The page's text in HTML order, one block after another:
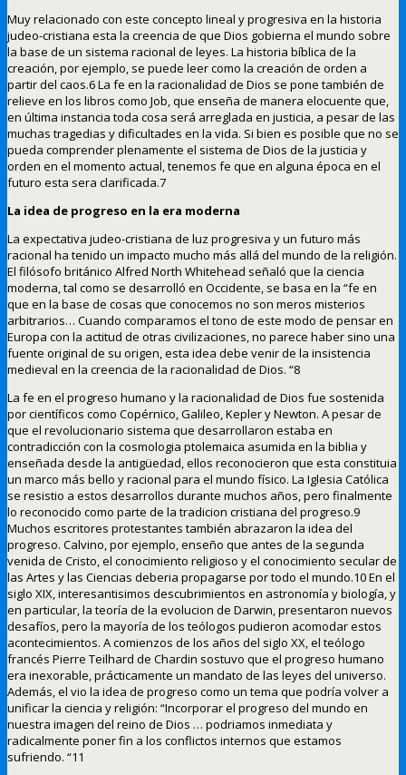
Muy relacionado con este concepto lineal y progresiva en la historia
judeo-cristiana esta la creencia de que Dios gobierna el mundo sobre
la base de un sistema racional de leyes. La historia bíblica de la
creación, por ejemplo, se puede leer como la creación de orden a
partir del caos.6 La fe en la racionalidad de Dios se pone también de
relieve en los libros como Job, que enseña de manera elocuente que,
en última instancia toda cosa será arreglada en justicia, a pesar de las
muchas tragedias y dificultades en la vida. Si bien es posible que no se
pueda comprender plenamente el sistema de Dios de la justicia y
orden en el momento actual, tenemos fe que en alguna época en el
futuro esta sera clarificada.7
La idea de progreso en la era moderna
La expectativa judeo-cristiana de luz progresiva y un futuro más
racional ha tenido un impacto mucho más allá del mundo de la religión.
El filósofo británico Alfred North Whitehead señaló que la ciencia
moderna, tal como se desarrolló en Occidente, se basa en la “fe en
que en la base de cosas que conocemos no son meros misterios
arbitrarios… Cuando comparamos el tono de este modo de pensar en
Europa con la actitud de otras civilizaciones, no parece haber sino una
fuente original de su origen, esta idea debe venir de la insistencia
medieval en la creencia de la racionalidad de Dios. “8
La fe en el progreso humano y la racionalidad de Dios fue sostenida
por científicos como Copérnico, Galileo, Kepler y Newton. A pesar de
que el revolucionario sistema que desarrollaron estaba en
contradicción con la cosmologia ptolemaica asumida en la biblia y
enseñada desde la antigüedad, ellos reconocieron que esta constituia
un marco más bello y racional para el mundo físico. La Iglesia Católica
se resistio a estos desarrollos durante muchos años, pero finalmente
lo reconocido como parte de la tradicion cristiana del progreso.9
Muchos escritores protestantes también abrazaron la idea del
progreso. Calvino, por ejemplo, enseño que antes de la segunda
venida de Cristo, el conocimiento religioso y el conocimiento secular de
las Artes y las Ciencias deberia propagarse por todo el mundo.10 En el
siglo XIX, interesantisimos descubrimientos en astronomía y biología, y
en particular, la teoría de la evolucion de Darwin, presentaron nuevos
desafíos, pero la mayoría de los teólogos pudieron acomodar estos
acontecimientos. A comienzos de los años del siglo XX, el teólogo
francés Pierre Teilhard de Chardin sostuvo que el progreso humano
era inexorable, prácticamente un mandato de las leyes del universo.
Además, el vio la idea de progreso como un tema que podría volver a
unificar la ciencia y religión: “Incorporar el progreso del mundo en
nuestra imagen del reino de Dios … podriamos inmediata y
radicalmente poner fin a los conflictos internos que estamos
sufriendo. “11